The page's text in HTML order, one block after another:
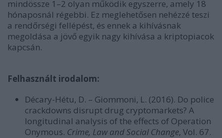
mindössze 1–2 olyan működik egyszerre, amely 18
hónaposnál régebbi. Ez meglehetősen nehézzé teszi
a rendőrségi fellépést, és ennek a kihívásnak
megoldása a jövő egyik nagy kihívása a kriptopiacok
kapcsán.
Felhasznált irodalom:
Décary-Hétu, D. – Giommoni, L. (2016). Do police
crackdowns disrupt drug cryptomarkets? A
longitudinal analysis of the effects of Operation
Onymous. Crime, Law and Social Change, Vol. 67.